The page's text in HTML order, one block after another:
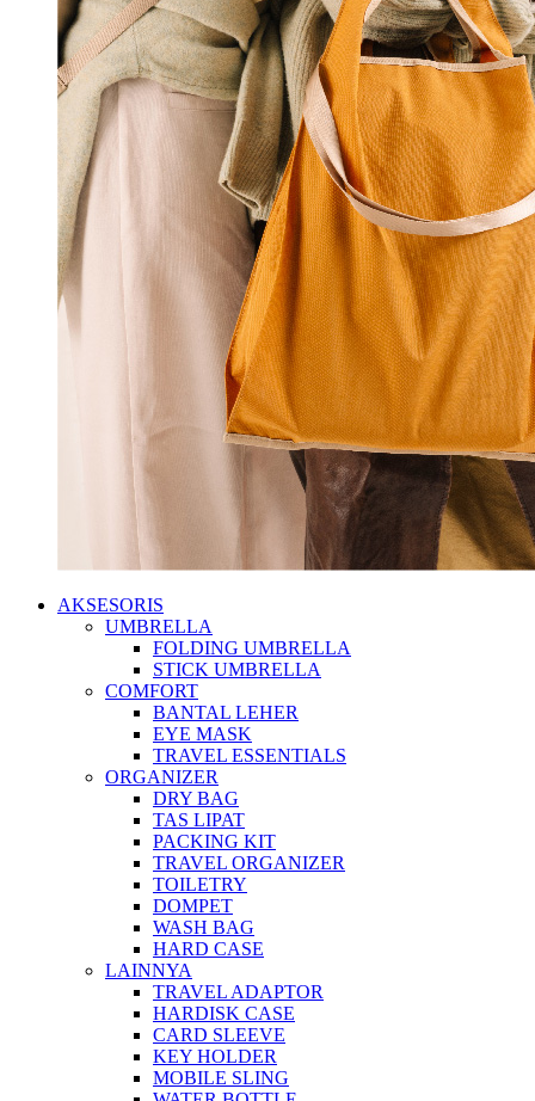
AKSESORIS
UMBRELLA
FOLDING UMBRELLA
STICK UMBRELLA
COMFORT
BANTAL LEHER
EYE MASK
TRAVEL ESSENTIALS
ORGANIZER
DRY BAG
TAS LIPAT
PACKING KIT
TRAVEL ORGANIZER
TOILETRY
DOMPET
WASH BAG
HARD CASE
LAINNYA
TRAVEL ADAPTOR
HARDISK CASE
CARD SLEEVE
KEY HOLDER
MOBILE SLING